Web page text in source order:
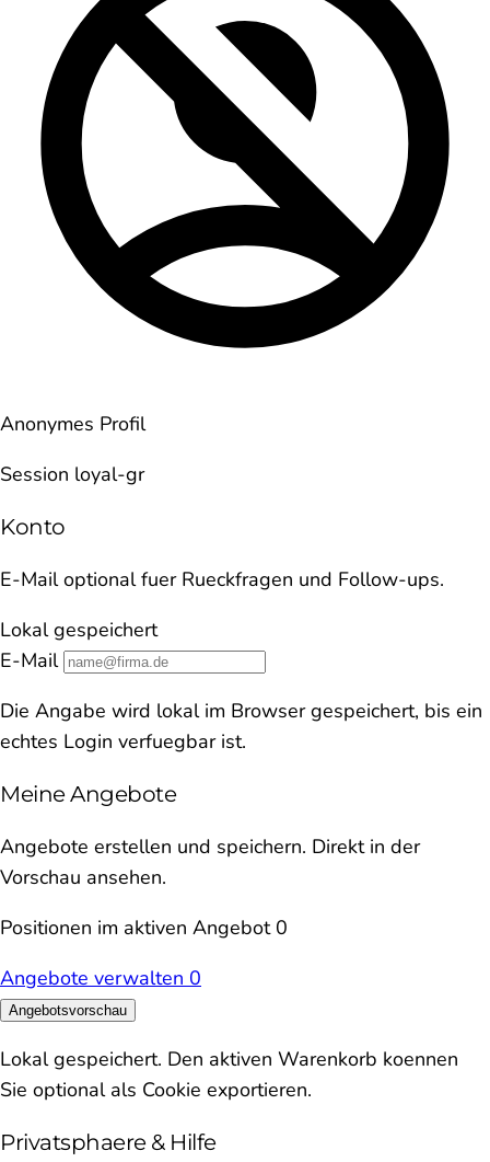
Anonymes Profil
Session loyal-gr
Konto
E-Mail optional fuer Rueckfragen und Follow-ups.
Lokal gespeichert
E-Mail
Die Angabe wird lokal im Browser gespeichert, bis ein
echtes Login verfuegbar ist.
Meine Angebote
Angebote erstellen und speichern. Direkt in der
Vorschau ansehen.
Positionen im aktiven Angebot 0
Angebote verwalten 0
Angebotsvorschau
Lokal gespeichert. Den aktiven Warenkorb koennen
Sie optional als Cookie exportieren.
Privatsphaere & Hilfe